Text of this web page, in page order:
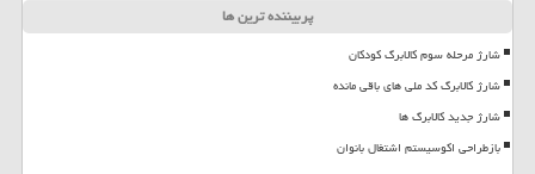
پربیننده ترین ها
شارژ مرحله سوم کالابرگ کودکان
شارژ کالابرگ کد ملی های باقی مانده
شارژ جدید کالابرگ ها
بازطراحی اکوسیستم اشتغال بانوان